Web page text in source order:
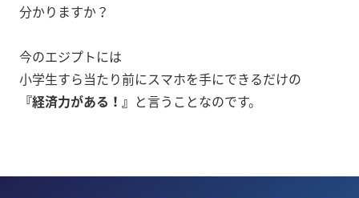
分かりますか？
今のエジプトには
小学生すら当たり前にスマホを手にできるだけの
『経済力がある！』 と言うことなのです。